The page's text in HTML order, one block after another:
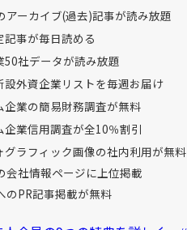
アーカイブ(過去)記事が読み放題
記事が毎日読める
50社データが読み放題
設外資企業リストを毎週お届け
企業の簡易財務調査が無料
企業信用調査が全10％割引
グラフィック画像の社内利用が無料
会社情報ページに上位掲載
のPR記事掲載が無料